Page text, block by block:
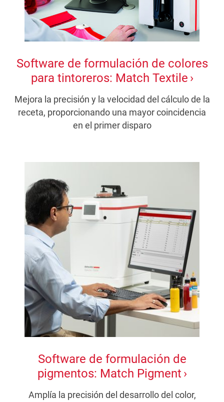
Software de formulación de colores
para tintoreros: Match Textile
Mejora la precisión y la velocidad del cálculo de la
receta, proporcionando una mayor coincidencia
en el primer disparo
Software de formulación de
pigmentos: Match Pigment
Amplía la precisión del desarrollo del color,